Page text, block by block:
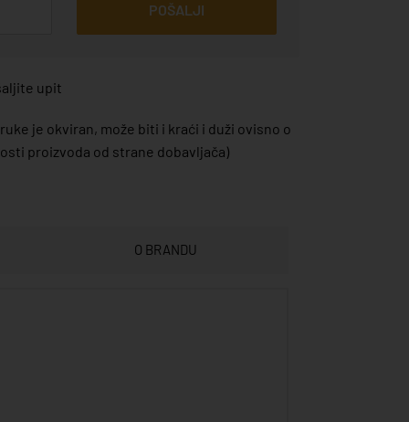
POŠALJI
upit
je okviran, može biti i kraći i duži ovisno o
proizvoda od strane dobavljača)
O BRANDU